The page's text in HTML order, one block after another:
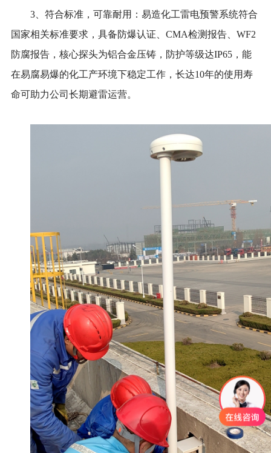
3、符合标准，可靠耐用：易造化工雷电预警系统符合
国家相关标准要求，具备防爆认证、CMA检测报告、WF2
防腐报告，核心探头为铝合金压铸，防护等级达IP65，能
在易腐易爆的化工产环境下稳定工作，长达10年的使用寿
命可助力公司长期避雷运营。